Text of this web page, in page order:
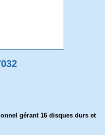
gérant 16 disques durs et